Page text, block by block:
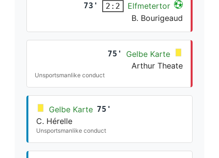
73' 2:2
Elfmetertor
B. Bourigeaud
75'
Gelbe Karte
Arthur Theate
Unsportsmanlike conduct
Gelbe Karte 75'
C. Hérelle
Unsportsmanlike conduct